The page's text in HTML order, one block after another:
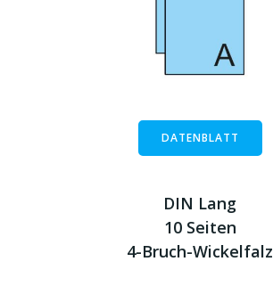
DATENBLATT
DIN Lang
10 Seiten
4-Bruch-Wickelfalz